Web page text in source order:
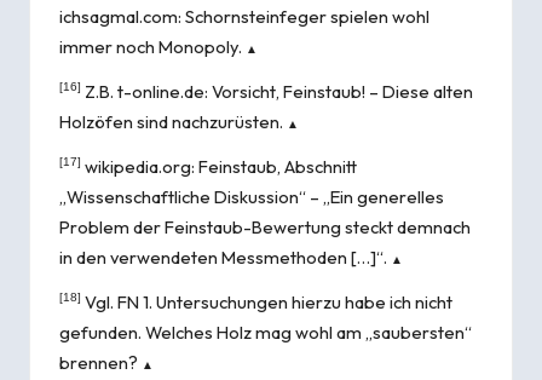
ichsagmal.com: Schornsteinfeger spielen wohl
immer noch Monopoly. ▲
[16] Z.B. t-online.de: Vorsicht, Feinstaub! – Diese alten
Holzöfen sind nachzurüsten. ▲
[17] wikipedia.org: Feinstaub, Abschnitt
„Wissenschaftliche Diskussion“ – „Ein generelles
Problem der Feinstaub-Bewertung steckt demnach
in den verwendeten Messmethoden […]“. ▲
[18] Vgl. FN 1. Untersuchungen hierzu habe ich nicht
gefunden. Welches Holz mag wohl am „saubersten“
brennen? ▲